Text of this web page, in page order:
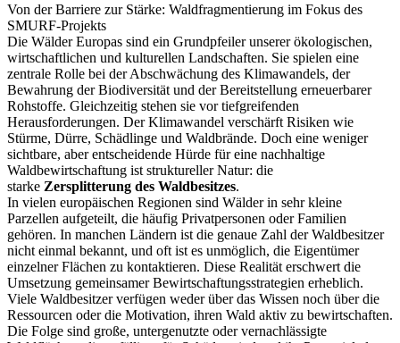
Von der Barriere zur Stärke: Waldfragmentierung im Fokus des
SMURF-Projekts
Die Wälder Europas sind ein Grundpfeiler unserer ökologischen,
wirtschaftlichen und kulturellen Landschaften. Sie spielen eine
zentrale Rolle bei der Abschwächung des Klimawandels, der
Bewahrung der Biodiversität und der Bereitstellung erneuerbarer
Rohstoffe. Gleichzeitig stehen sie vor tiefgreifenden
Herausforderungen. Der Klimawandel verschärft Risiken wie
Stürme, Dürre, Schädlinge und Waldbrände. Doch eine weniger
sichtbare, aber entscheidende Hürde für eine nachhaltige
Waldbewirtschaftung ist struktureller Natur: die
starke Zersplitterung des Waldbesitzes.
In vielen europäischen Regionen sind Wälder in sehr kleine
Parzellen aufgeteilt, die häufig Privatpersonen oder Familien
gehören. In manchen Ländern ist die genaue Zahl der Waldbesitzer
nicht einmal bekannt, und oft ist es unmöglich, die Eigentümer
einzelner Flächen zu kontaktieren. Diese Realität erschwert die
Umsetzung gemeinsamer Bewirtschaftungsstrategien erheblich.
Viele Waldbesitzer verfügen weder über das Wissen noch über die
Ressourcen oder die Motivation, ihren Wald aktiv zu bewirtschaften.
Die Folge sind große, untergenutzte oder vernachlässigte